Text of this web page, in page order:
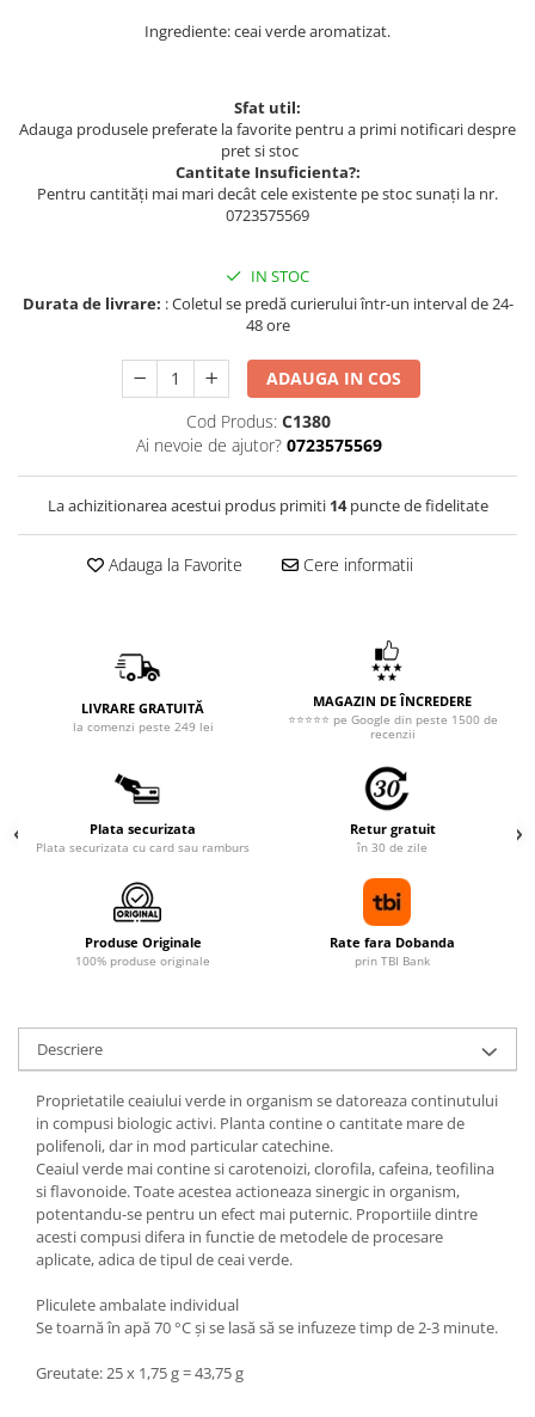
Ingrediente: ceai verde aromatizat.
Sfat util:
Adauga produsele preferate la favorite pentru a primi notificari despre
pret si stoc
Cantitate Insuficienta?:
Pentru cantități mai mari decât cele existente pe stoc sunați la nr.
0723575569
IN STOC
Durata de livrare: : Coletul se predă curierului într-un interval de 24-
48 ore
ADAUGA IN COS
Cod Produs: C1380
Ai nevoie de ajutor? 0723575569
La achizitionarea acestui produs primiti 14puncte de fidelitate
Adauga la Favorite Cere informatii
LIVRARE GRATUITĂ
la comenzi peste 249 lei
MAGAZIN DE ÎNCREDERE
⭐⭐⭐⭐⭐ pe Google din peste 1500 de
recenzii
Plata securizata
Plata securizata cu card sau ramburs
Retur gratuit
în 30 de zile
Produse Originale
100% produse originale
Rate fara Dobanda
prin TBI Bank
Descriere
Proprietatile ceaiului verde in organism se datoreaza continutului
in compusi biologic activi. Planta contine o cantitate mare de
polifenoli, dar in mod particular catechine.
Ceaiul verde mai contine si carotenoizi, clorofila, cafeina, teofilina
si flavonoide. Toate acestea actioneaza sinergic in organism,
potentandu-se pentru un efect mai puternic. Proportiile dintre
acesti compusi difera in functie de metodele de procesare
aplicate, adica de tipul de ceai verde.
Pliculete ambalate individual
Se toarnă în apă 70 °C și se lasă să se infuzeze timp de 2-3 minute.
Greutate: 25 x 1,75 g = 43,75 g